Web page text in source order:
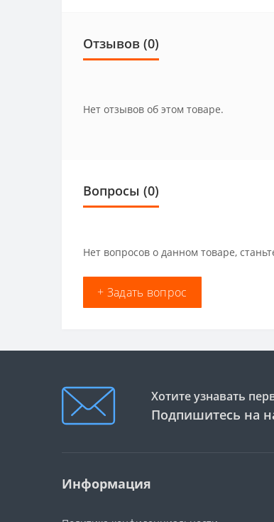
Отзывов (0)
Нет отзывов об этом товаре.
Вопросы (0)
Нет вопросов о данном товаре,
+ Задать вопрос
Хотите узнавать
Подпишитесь на
Информация